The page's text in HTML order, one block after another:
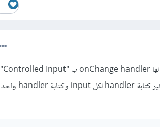
تسمى المدخلات التي تسجل قيمتها في ال state وكذلك يكون لها onChange handler ب "Controlled Input"
ولذا لابد من استخدام ال state وال handler ولكن يمكننا توفير كتابة handler لكل input وكتابة handler واحد